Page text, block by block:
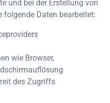
und bei der Erstellung von
folgende Daten bearbeitet:
wie Browser,
des Zugriffs